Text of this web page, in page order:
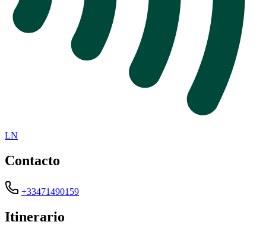
LN
Contacto
+33471490159
Itinerario